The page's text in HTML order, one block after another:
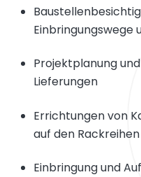
Einbringungswege
Projektplanung
Lieferungen
Errichtungen von
auf den
Einbringung und